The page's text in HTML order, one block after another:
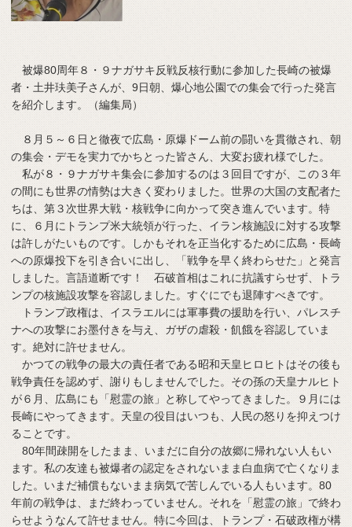
被爆80周年８・９ナガサキ反戦反核行動に参加した長崎の被爆
者・土井玞美子さんが、9日朝、爆心地公園での集会で行った発言
を紹介します。（編集局）
８月５～６日と徹夜で広島・原爆ドーム前の闘いを貫徹され、朝
の集会・デモを実力でかちとった皆さん、大変お疲れ様でした。
私が８・９ナガサキ集会に参加するのは３回目ですが、この３年
の間にも世界の情勢は大きく変わりました。世界の大国の支配者た
ちは、第３次世界大戦・核戦争に向かって突き進んでいます。特
に、６月にトランプ米大統領が行った、イラン核施設に対する攻撃
は許しがたいものです。しかもそれを正当化するために広島・長崎
への原爆投下を引き合いに出し、「戦争を早く終わらせた」と発言
しました。言語道断です！ 石破首相はこれに抗議すらせず、トラ
ンプの核施設攻撃を容認しました。すぐにでも退陣すべきです。
トランプ政権は、イスラエルには軍事費の援助を行い、パレスチ
ナへの攻撃にお墨付きを与え、ガザの虐殺・飢餓を容認していま
す。絶対に許せません。
かつての戦争の最大の責任者である昭和天皇ヒロヒトはその後も
戦争責任を認めず、謝りもしませんでした。その孫の天皇ナルヒト
が６月、広島にも「慰霊の旅」と称してやってきました。９月には
長崎にやってきます。天皇の役目はいつも、人民の怒りを抑えつけ
ることです。
80年間疎開をしたまま、いまだに自分の故郷に帰れない人もい
ます。私の友達も被爆者の認定をされないまま白血病で亡くなりま
した。いまだ補償もないまま病気で苦しんでいる人もいます。80
年前の戦争は、まだ終わっていません。それを「慰霊の旅」で終わ
らせようなんて許せません。特に今回は、トランプ・石破政権が構